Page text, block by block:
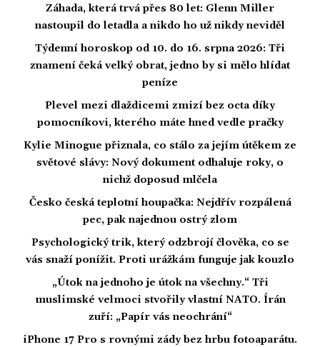
Záhada, která trvá přes 80 let: Glenn Miller
nastoupil do letadla a nikdo ho už nikdy neviděl
Týdenní horoskop od 10. do 16. srpna 2026: Tři
znamení čeká velký obrat, jedno by si mělo hlídat
peníze
Plevel mezi dlaždicemi zmizí bez octa díky
pomocníkovi, kterého máte hned vedle pračky
Kylie Minogue přiznala, co stálo za jejím útěkem ze
světové slávy: Nový dokument odhaluje roky, o
nichž doposud mlčela
Česko česká teplotní houpačka: Nejdřív rozpálená
pec, pak najednou ostrý zlom
Psychologický trik, který odzbrojí člověka, co se
vás snaží ponížit. Proti urážkám funguje jak kouzlo
„Útok na jednoho je útok na všechny.“ Tři
muslimské velmoci stvořily vlastní NATO. Írán
zuří: „Papír vás neochrání“
iPhone 17 Pro s rovnými zády bez hrbu fotoaparátu.